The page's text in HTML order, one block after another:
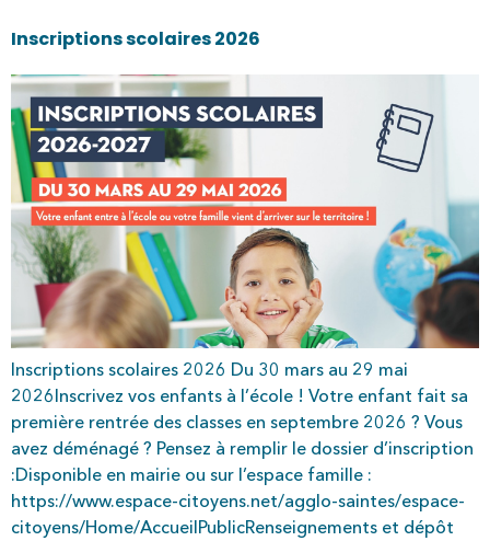
Inscriptions scolaires 2026
Inscriptions scolaires 2026 Du 30 mars au 29 mai
2026Inscrivez vos enfants à l’école ! Votre enfant fait sa
première rentrée des classes en septembre 2026 ? Vous
avez déménagé ? Pensez à remplir le dossier d’inscription
:Disponible en mairie ou sur l’espace famille :
https://www.espace-citoyens.net/agglo-saintes/espace-
citoyens/Home/AccueilPublicRenseignements et dépôt